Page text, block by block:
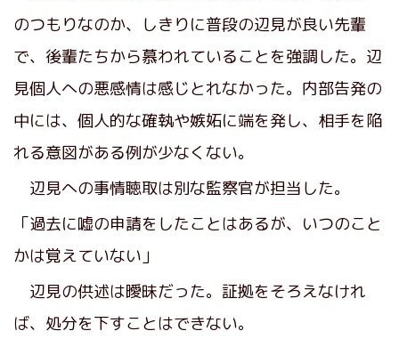
のつもりなのか、しきりに普段の辺見が良い先輩
で、後輩たちから慕われていることを強調した。辺
見個人への悪感情は感じとれなかった。内部告発の
中には、個人的な確執や嫉妬に端を発し、相手を陥
れる意図がある例が少なくない。
辺見への事情聴取は別な監察官が担当した。
「過去に嘘の申請をしたことはあるが、いつのこと
かは覚えていない」
辺見の供述は曖昧だった。証拠をそろえなけれ
ば、処分を下すことはできない。